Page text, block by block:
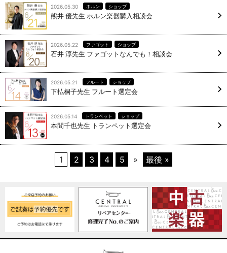
2026.05.30 ホルン ショップ
熊井 優先生 ホルン楽器購入相談会
2026.05.22 ファゴット ショップ
石井 淳先生 ファゴットなんでも！相談会
2026.05.21 フルート ショップ
下払桐子先生 フルート選定会
2026.05.14 トランペット ショップ
本間千也先生 トランペット選定会
1 2 3 4 5 » 最後 »